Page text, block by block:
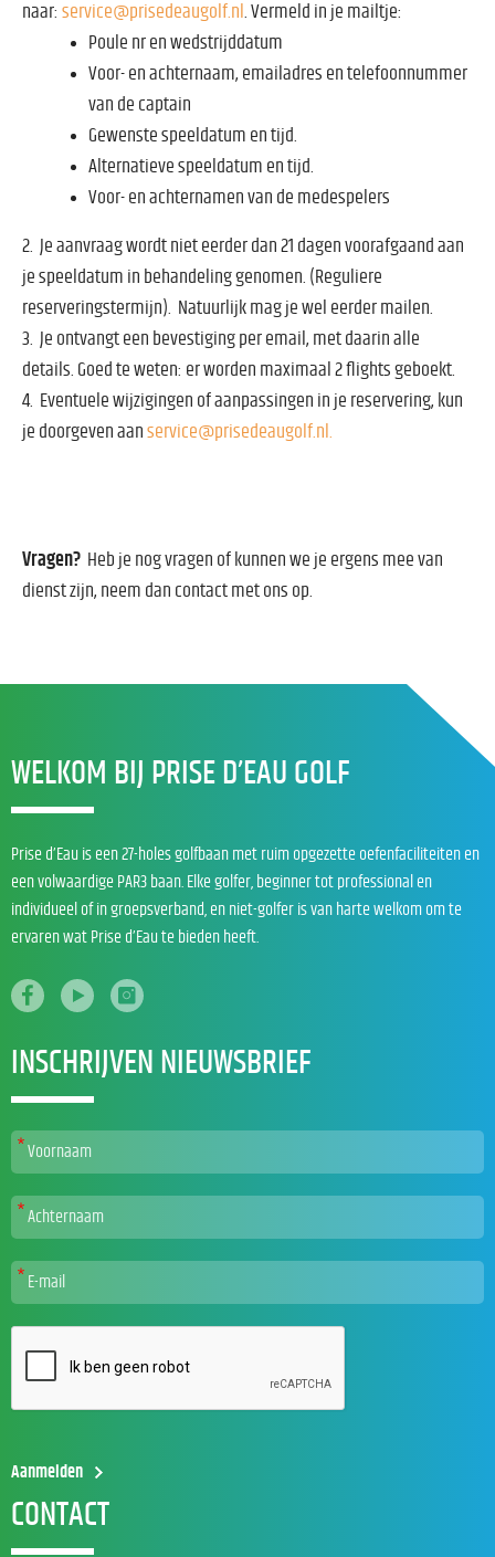
naar: service@prisedeaugolf.nl
. Vermeld in je mailtje:
Poule nr en wedstrijddatum
Voor- en achternaam, emailadres en telefoonnummer
van de captain
Gewenste speeldatum en tijd.
Alternatieve speeldatum en tijd.
Voor- en achternamen van de medespelers
2. Je aanvraag wordt niet eerder dan 21 dagen voorafgaand aan
je speeldatum in behandeling genomen. (Reguliere
reserveringstermijn). Natuurlijk mag je wel eerder mailen.
3. Je ontvangt een bevestiging per email, met daarin alle
details. Goed te weten: er worden maximaal 2 flights geboekt.
4. Eventuele wijzigingen of aanpassingen in je reservering, kun
je doorgeven aan service@prisedeaugolf.nl.
Vragen? Heb je nog vragen of kunnen we je ergens mee van
dienst zijn, neem dan contact met ons op.
WELKOM BIJ PRISE D’EAU GOLF
Prise d’Eau is een 27-holes golfbaan met ruim opgezette oefenfaciliteiten en
een volwaardige PAR3 baan. Elke golfer, beginner tot professional en
individueel of in groepsverband, en niet-golfer is van harte welkom om te
ervaren wat Prise d’Eau te bieden heeft.
INSCHRIJVEN NIEUWSBRIEF
CONTACT